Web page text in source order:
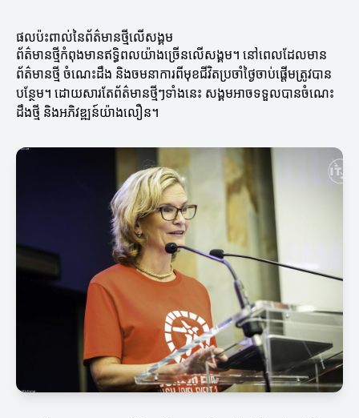
ផលប៉ះពាល់នៃព័ត៌មានថ្មីលើសង្គម
ព័ត៌មានថ្មីកំពុងមានឥទ្ធិពលយ៉ាងច្រើនលើសង្គម។ នៅពេលដែលមាន
ព័ត៌មានថ្មី ចំណេះដឹង និងចមនាការពីមុខជីវិតប្រចាំថ្ងៃចាប់ផ្ដើមត្រូវបាន
បន្ថែម។ ដោយសារតែព័ត៌មានថ្មីៗទាំងនេះ សង្គមអាចទទួលបានចំណេះ
ដឹងថ្មី និងអភិវឌ្ឍន៍យ៉ាងលឿន។